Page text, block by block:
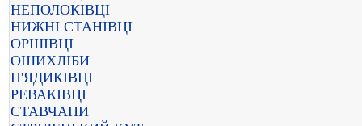
НЕПОЛОКІВЦІ
НИЖНІ СТАНІВЦІ
ОРШІВЦІ
ОШИХЛІБИ
П'ЯДИКІВЦІ
РЕВАКІВЦІ
СТАВЧАНИ